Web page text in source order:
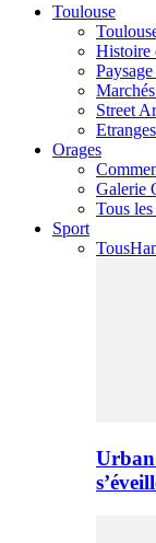
Toulouse
Histoire
Street
Orages
Galerie
Tous
Sport
Tous